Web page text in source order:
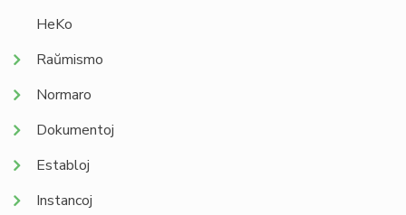
HeKo
Raŭmismo
Normaro
Dokumentoj
Establoj
Instancoj